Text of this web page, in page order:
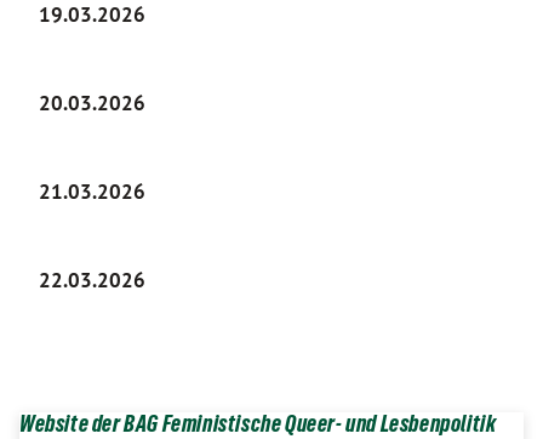
19.03.2026
20.03.2026
21.03.2026
22.03.2026
Website der BAG Feministische Queer- und Lesbenpolitik